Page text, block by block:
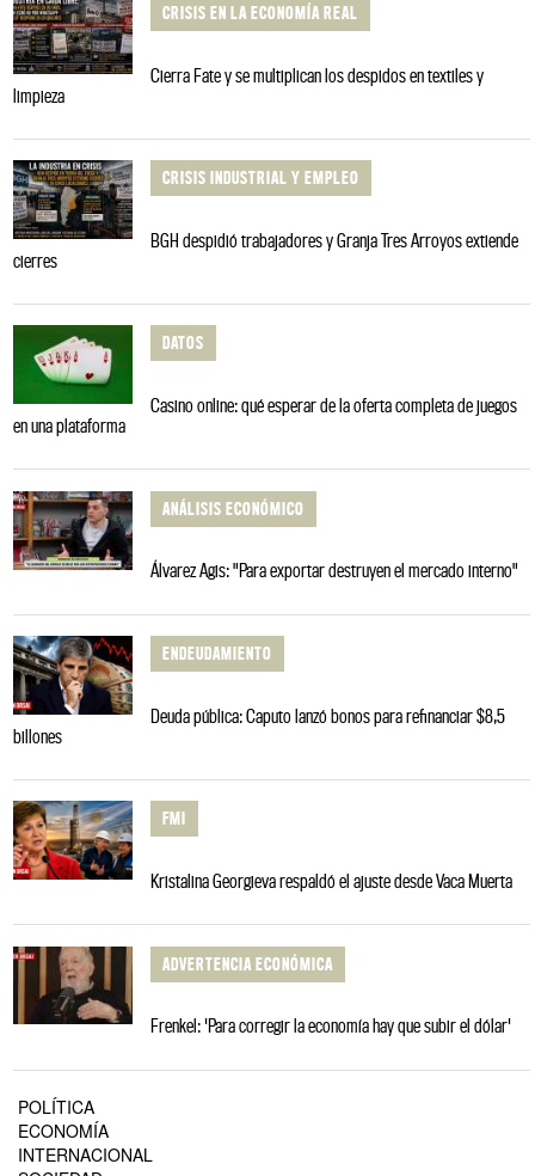
CRISIS EN LA ECONOMÍA REAL
Cierra Fate y se multiplican los despidos en textiles y
limpieza
CRISIS INDUSTRIAL Y EMPLEO
BGH despidió trabajadores y Granja Tres Arroyos extiende
cierres
DATOS
Casino online: qué esperar de la oferta completa de juegos
en una plataforma
ANÁLISIS ECONÓMICO
Álvarez Agis: "Para exportar destruyen el mercado interno"
ENDEUDAMIENTO
Deuda pública: Caputo lanzó bonos para refinanciar $8,5
billones
FMI
Kristalina Georgieva respaldó el ajuste desde Vaca Muerta
ADVERTENCIA ECONÓMICA
Frenkel: 'Para corregir la economía hay que subir el dólar'
POLÍTICA
ECONOMÍA
INTERNACIONAL